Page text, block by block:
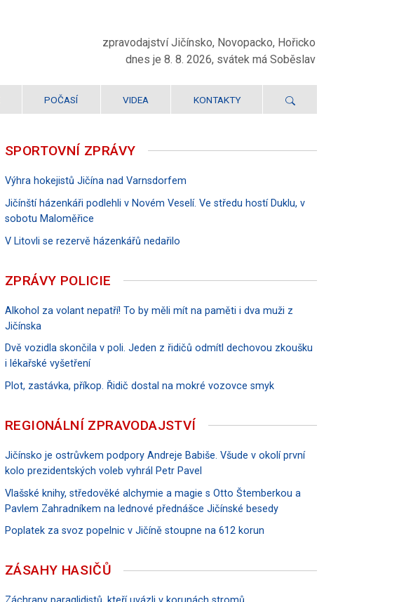
zpravodajství Jičínsko, Novopacko, Hořicko
dnes je 8. 8. 2026, svátek má Soběslav
POČASÍ VIDEA KONTAKTY
SPORTOVNÍ ZPRÁVY
Výhra hokejistů Jičína nad Varnsdorfem
Jičínští házenkáři podlehli v Novém Veselí. Ve středu hostí Duklu, v
sobotu Maloměřice
V Litovli se rezervě házenkářů nedařilo
ZPRÁVY POLICIE
Alkohol za volant nepatří! To by měli mít na paměti i dva muži z
Jičínska
Dvě vozidla skončila v poli. Jeden z řidičů odmítl dechovou zkoušku
i lékařské vyšetření
Plot, zastávka, příkop. Řidič dostal na mokré vozovce smyk
REGIONÁLNÍ ZPRAVODAJSTVÍ
Jičínsko je ostrůvkem podpory Andreje Babiše. Všude v okolí první
kolo prezidentských voleb vyhrál Petr Pavel
Vlašské knihy, středověké alchymie a magie s Otto Štemberkou a
Pavlem Zahradníkem na lednové přednášce Jičínské besedy
Poplatek za svoz popelnic v Jičíně stoupne na 612 korun
ZÁSAHY HASIČŮ